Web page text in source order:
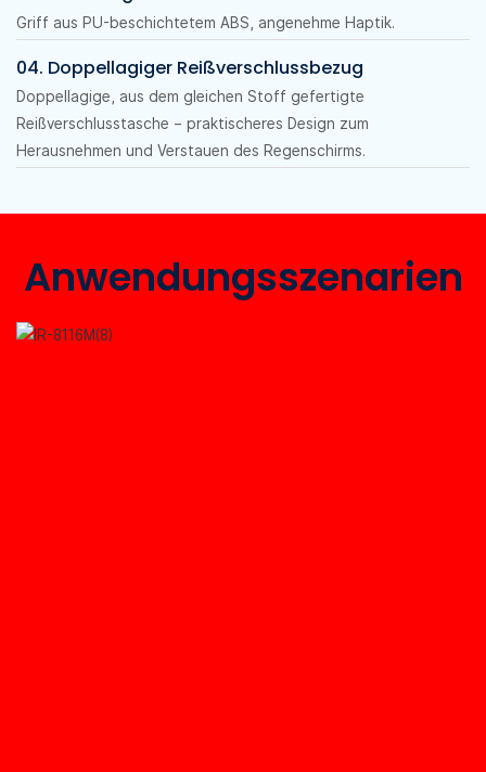
Griff aus PU-beschichtetem ABS, angenehme Haptik.
04. Doppellagiger Reißverschlussbezug
Doppellagige, aus dem gleichen Stoff gefertigte
Reißverschlusstasche – praktischeres Design zum
Herausnehmen und Verstauen des Regenschirms.
Anwendungsszenarien